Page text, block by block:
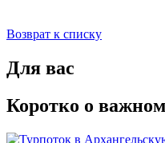
Возврат к списку
Для вас
Коротко о важном